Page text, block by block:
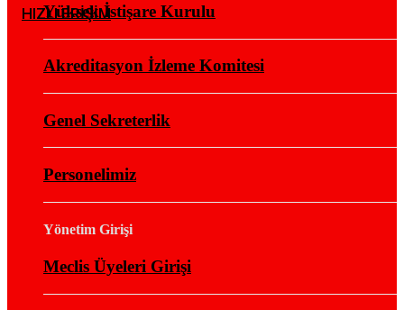
HIZLI ERİŞİM
Yüksek İstişare Kurulu
Akreditasyon İzleme Komitesi
Genel Sekreterlik
Personelimiz
Yönetim Girişi
Meclis Üyeleri Girişi